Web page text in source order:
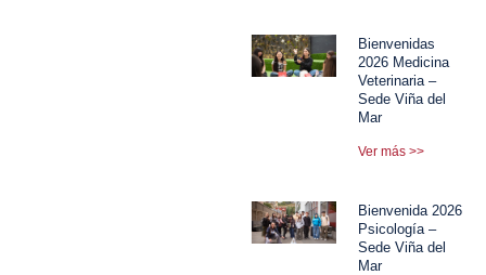
Bienvenidas
2026 Medicina
Veterinaria –
Sede Viña del
Mar
Ver más >>
Bienvenida 2026
Psicología –
Sede Viña del
Mar